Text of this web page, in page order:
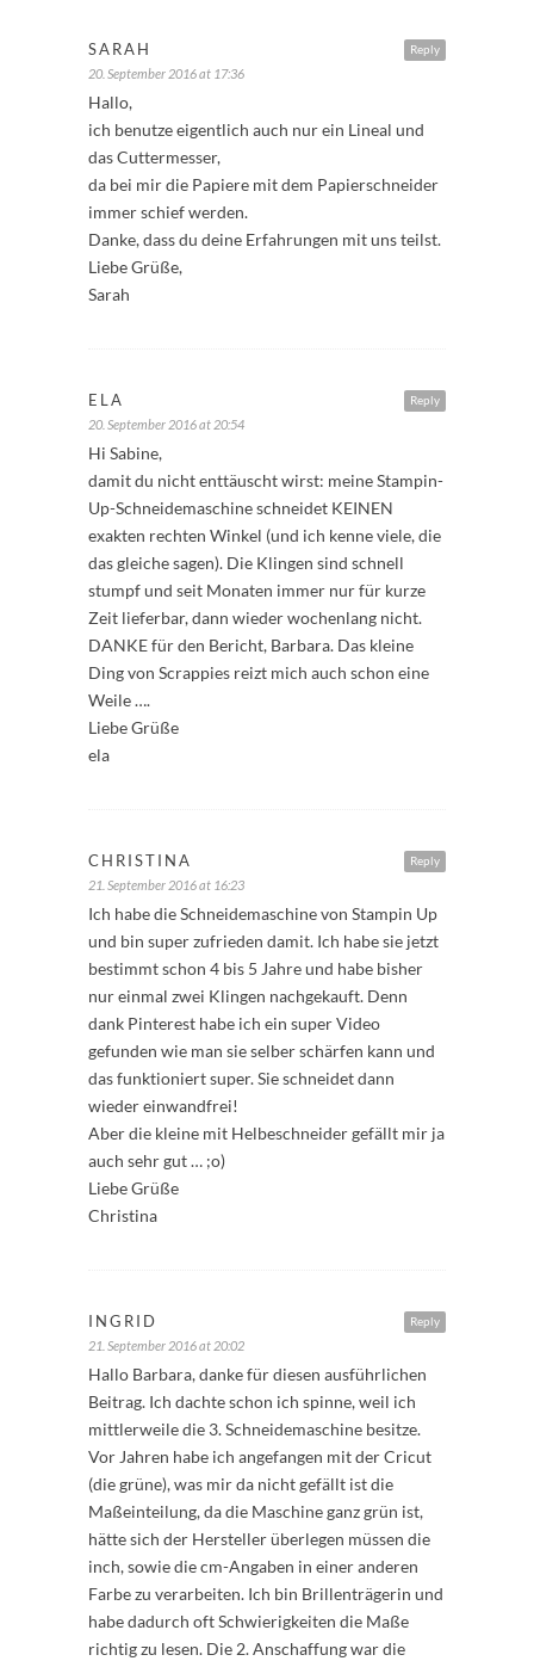
Reply
SARAH
20. September 2016 at 17:36
Hallo,
ich benutze eigentlich auch nur ein Lineal und
das Cuttermesser,
da bei mir die Papiere mit dem Papierschneider
immer schief werden.
Danke, dass du deine Erfahrungen mit uns teilst.
Liebe Grüße,
Sarah
Reply
ELA
20. September 2016 at 20:54
Hi Sabine,
damit du nicht enttäuscht wirst: meine Stampin-
Up-Schneidemaschine schneidet KEINEN
exakten rechten Winkel (und ich kenne viele, die
das gleiche sagen). Die Klingen sind schnell
stumpf und seit Monaten immer nur für kurze
Zeit lieferbar, dann wieder wochenlang nicht.
DANKE für den Bericht, Barbara. Das kleine
Ding von Scrappies reizt mich auch schon eine
Weile ….
Liebe Grüße
ela
Reply
CHRISTINA
21. September 2016 at 16:23
Ich habe die Schneidemaschine von Stampin Up
und bin super zufrieden damit. Ich habe sie jetzt
bestimmt schon 4 bis 5 Jahre und habe bisher
nur einmal zwei Klingen nachgekauft. Denn
dank Pinterest habe ich ein super Video
gefunden wie man sie selber schärfen kann und
das funktioniert super. Sie schneidet dann
wieder einwandfrei!
Aber die kleine mit Helbeschneider gefällt mir ja
auch sehr gut … ;o)
Liebe Grüße
Christina
Reply
INGRID
21. September 2016 at 20:02
Hallo Barbara, danke für diesen ausführlichen
Beitrag. Ich dachte schon ich spinne, weil ich
mittlerweile die 3. Schneidemaschine besitze.
Vor Jahren habe ich angefangen mit der Cricut
(die grüne), was mir da nicht gefällt ist die
Maßeinteilung, da die Maschine ganz grün ist,
hätte sich der Hersteller überlegen müssen die
inch, sowie die cm-Angaben in einer anderen
Farbe zu verarbeiten. Ich bin Brillenträgerin und
habe dadurch oft Schwierigkeiten die Maße
richtig zu lesen. Die 2. Anschaffung war die